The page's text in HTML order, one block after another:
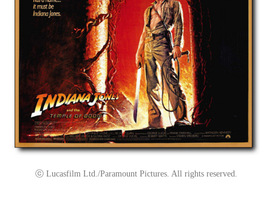
ⓒ Lucasfilm Ltd./Paramount Pictures. All rights reserved.